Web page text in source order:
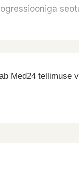
Med24 tellimuse